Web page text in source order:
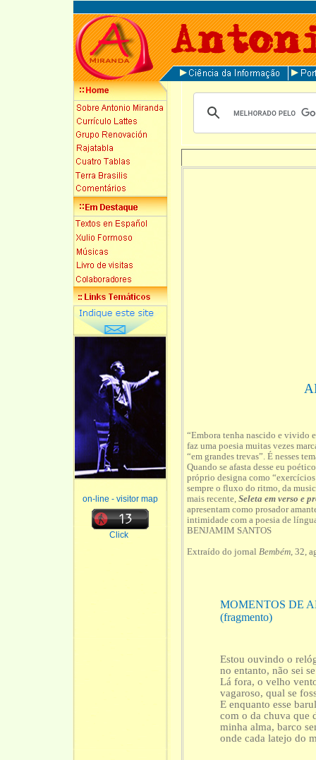
on-line - visitor map
Click
“Embora tenha nascido e vivido
faz uma poesia muitas vezes
“em grandes trevas”. É nesses
Quando se afasta desse eu
próprio designa como
sempre o fluxo do ritmo, da
mais recente, Seleta em verso e
apresentam como prosador
intimidade com a poesia de
BENJAMIM SANTOS
Extraído do jornal Bembém , 32,
MOMENTOS DE
(fragmento)
Estou ouvindo o
no entanto, não sei
Lá fora, o velho
vagaroso, qual se
E enquanto esse
com o da chuva que
minha alma, barco
onde cada latejo do